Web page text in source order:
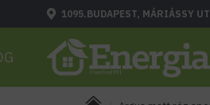
1095.BUDAPEST, MÁRIÁSSY